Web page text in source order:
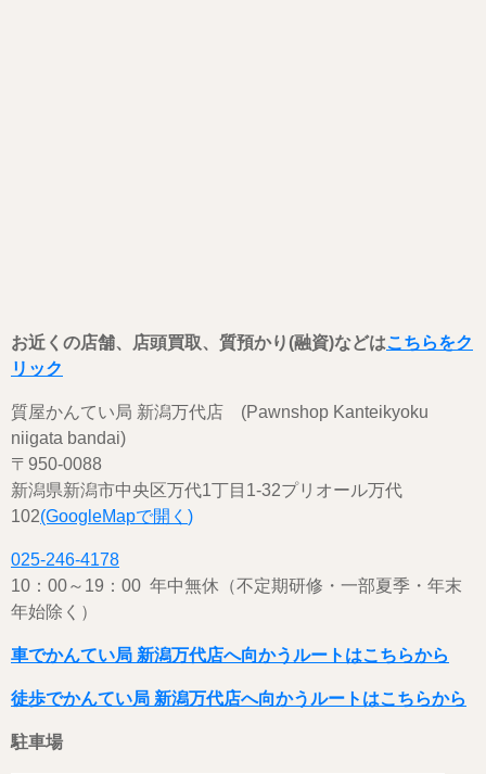
お近くの店舗、店頭買取、質預かり(融資)などはこちらをク
リック
質屋かんてい局 新潟万代店 (Pawnshop Kanteikyoku
niigata bandai)
〒950-0088
新潟県新潟市中央区万代1丁目1-32プリオール万代
102(GoogleMapで開く )
025-246-4178
10：00～19：00 年中無休（不定期研修・一部夏季・年末
年始除く）
車でかんてい局 新潟万代店へ向かうルートはこちらから
徒歩でかんてい局 新潟万代店へ向かうルートはこちらから
駐車場